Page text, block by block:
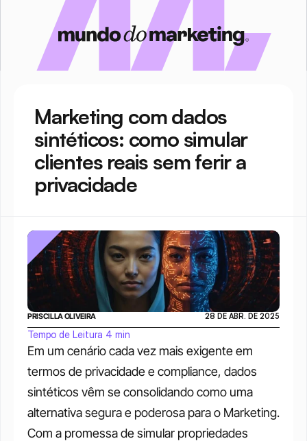
Marketing com dados
sintéticos: como simular
clientes reais sem ferir a
privacidade
Em um cenário cada vez mais exigente em
termos de privacidade e compliance, dados
sintéticos vêm se consolidando como uma
alternativa segura e poderosa para o Marketing.
Com a promessa de simular propriedades
PRISCILLA OLIVEIRA 28 DE ABR. DE 2025
Tempo de Leitura 4 min